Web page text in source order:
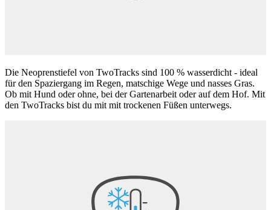
Die Neoprenstiefel von TwoTracks sind 100 % wasserdicht - ideal
für den Spaziergang im Regen, matschige Wege und nasses Gras.
Ob mit Hund oder ohne, bei der Gartenarbeit oder auf dem Hof. Mit
den TwoTracks bist du mit mit trockenen Füßen unterwegs.